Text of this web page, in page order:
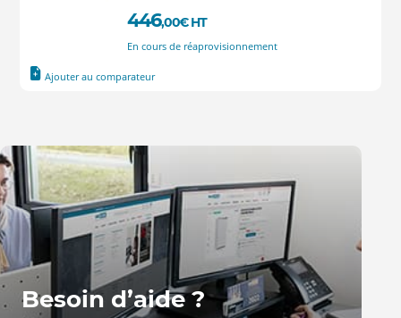
446,00€ HT
En cours de réaprovisionnement
Ajouter au comparateur
Besoin d’aide ?